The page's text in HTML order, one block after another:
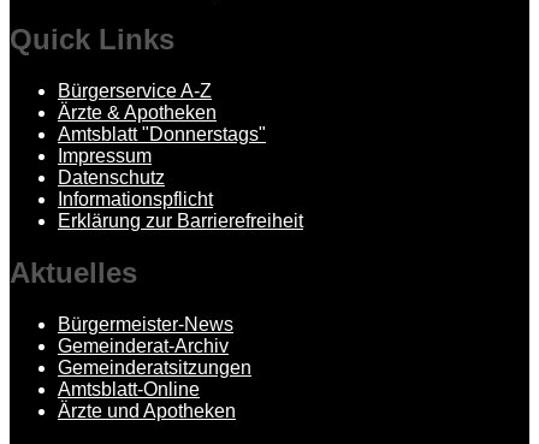
Quick Links
Bürgerservice A-Z
Ärzte & Apotheken
Amtsblatt "Donnerstags"
Impressum
Datenschutz
Informationspflicht
Erklärung zur Barrierefreiheit
Aktuelles
Bürgermeister-News
Gemeinderat-Archiv
Gemeinderatsitzungen
Amtsblatt-Online
Ärzte und Apotheken